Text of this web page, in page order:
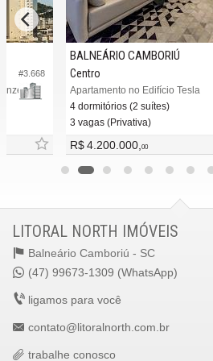
#3.668
BALNEÁRIO CAMBORIÚ
Centro
Apartamento no Edifício Tesla
4 dormitórios (2 suítes)
3 vagas (Privativa)
R$ 4.200.000, 00
LITORAL NORTH IMÓVEIS
Balneário Camboriú - SC
(47) 99673-1309 (WhatsApp)
ligamos para você
contato@litoralnorth.com.br
trabalhe conosco